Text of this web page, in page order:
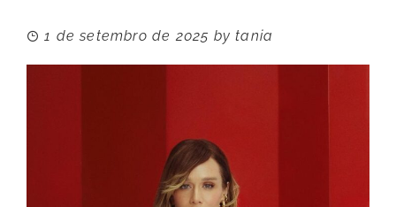
1 de setembro de 2025 bytania